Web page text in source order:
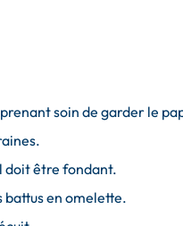
soin de garder le
doit être fondant.
battus en omelette.